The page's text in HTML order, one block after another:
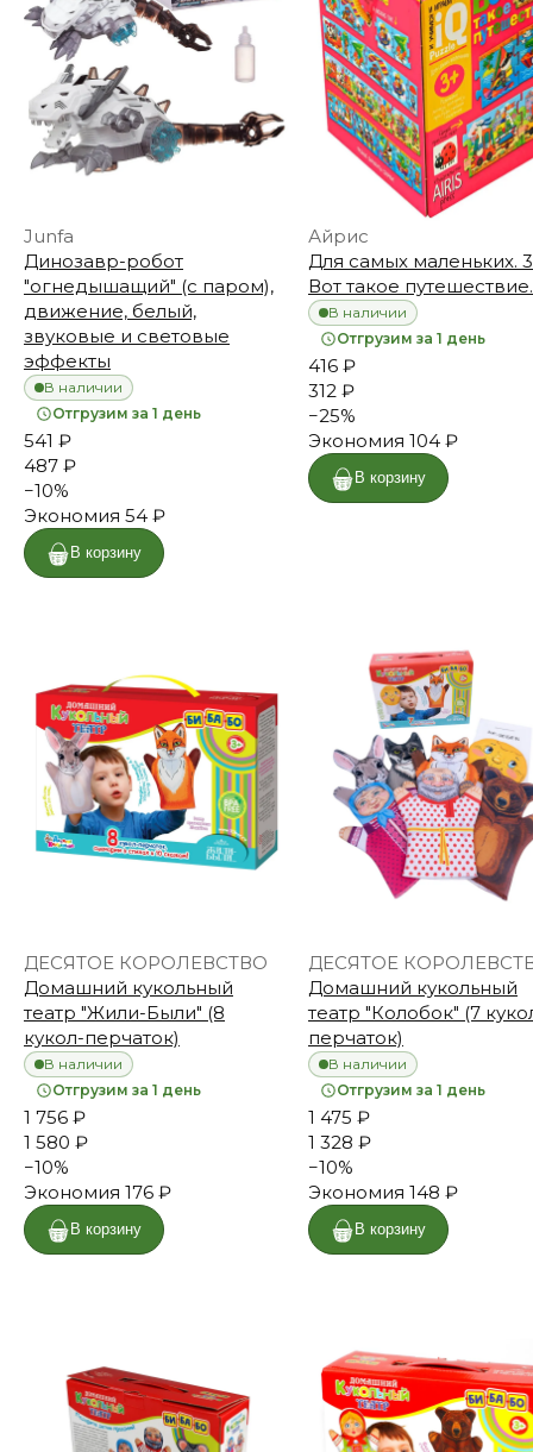
Junfa
Динозавр-робот
"огнедышащий" (с паром),
движение, белый,
звуковые и световые
эффекты
В наличии
Отгрузим за 1 день
541 ₽
487 ₽
−10%
Экономия 54 ₽
В корзину
Айрис
Для самых маленьких.
Вот такое путешествие.
В наличии
Отгрузим за 1 день
416 ₽
312 ₽
−25%
Экономия 104 ₽
В корзину
ДЕСЯТОЕ КОРОЛЕВСТВО
Домашний кукольный
театр "Жили-Были" (8
кукол-перчаток)
В наличии
Отгрузим за 1 день
1 756 ₽
1 580 ₽
−10%
Экономия 176 ₽
В корзину
ДЕСЯТОЕ
Домашний кукольный
театр "Колобок" (7
перчаток)
В наличии
Отгрузим за 1 день
1 475 ₽
1 328 ₽
−10%
Экономия 148 ₽
В корзину